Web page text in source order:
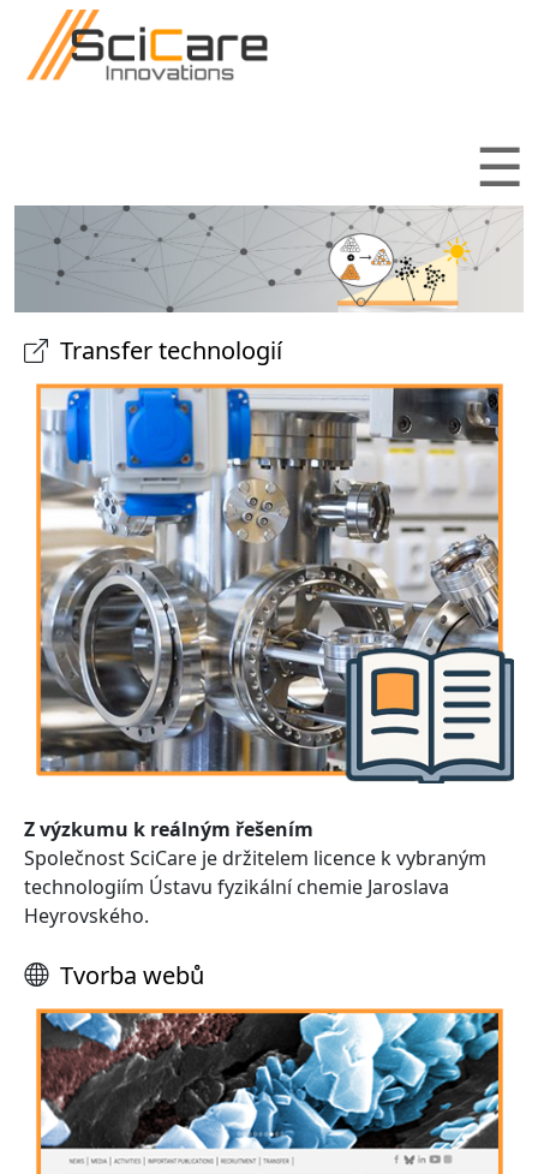
Přejít k hlavnímu obsahu
☰
Transfer technologií
Z výzkumu k reálným řešením
Společnost SciCare je držitelem licence k vybraným
technologiím Ústavu fyzikální chemie Jaroslava
Heyrovského.
Tvorba webů